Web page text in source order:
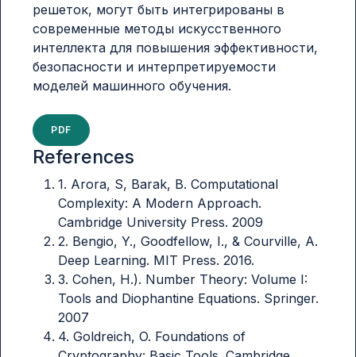
решеток, могут быть интегрированы в
современные методы искусственного
интеллекта для повышения эффективности,
безопасности и интерпретируемости
моделей машинного обучения.
PDF
References
1. Arora, S, Barak, B. Computational
Complexity: A Modern Approach.
Cambridge University Press. 2009
2. Bengio, Y., Goodfellow, I., & Courville, A.
Deep Learning. MIT Press. 2016.
3. Cohen, H.). Number Theory: Volume I:
Tools and Diophantine Equations. Springer.
2007
4. Goldreich, O. Foundations of